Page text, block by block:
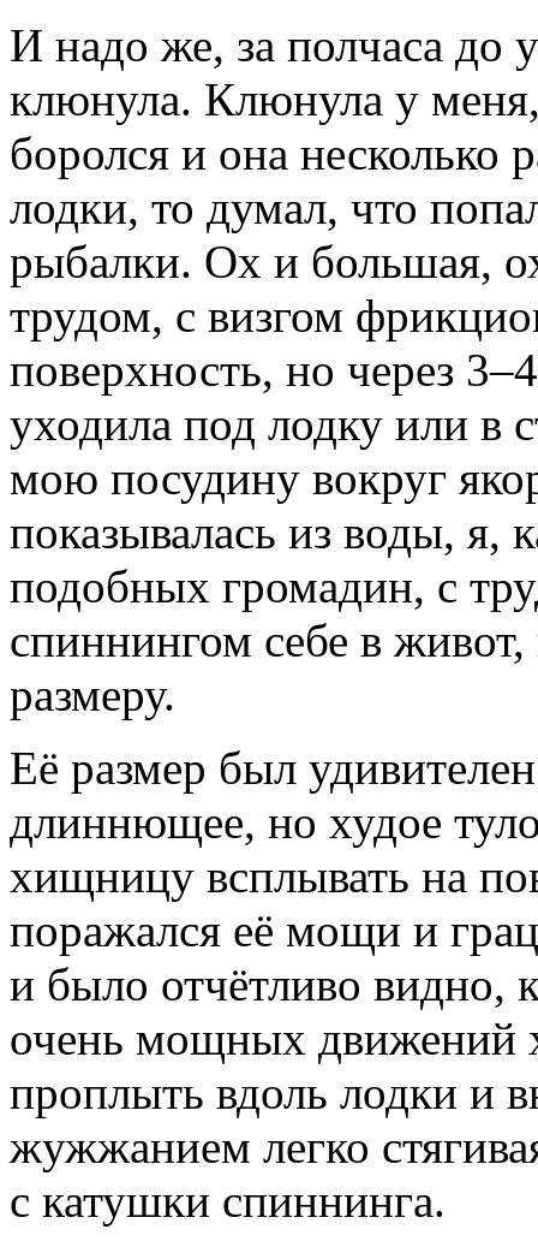
И надо же, за полчаса до
клюнула. Клюнула у меня,
боролся и она несколько
лодки, то думал, что
рыбалки. Ох и большая,
трудом, с визгом
поверхность, но через
уходила под лодку или в
мою посудину вокруг
показывалась из воды, я,
подобных громадин, с
спиннингом себе в живот,
размеру.
Её размер был
длиннющее, но худое
хищницу всплывать на
поражался её мощи и
и было отчётливо видно,
очень мощных движений
проплыть вдоль лодки и
жужжанием легко
с катушки спиннинга.